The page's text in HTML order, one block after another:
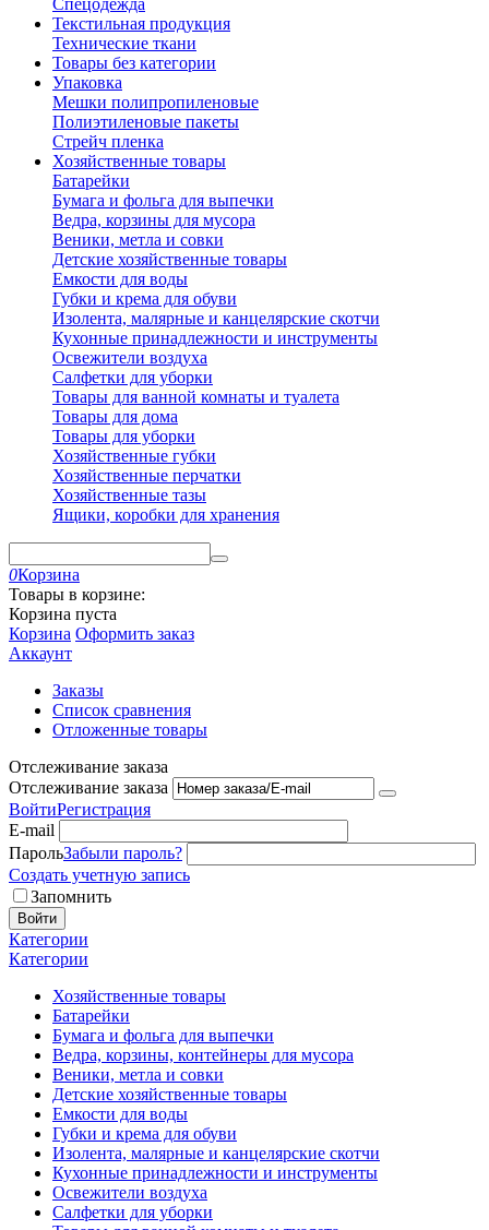
Спецодежда
Текстильная продукция
Технические ткани
Товары без категории
Упаковка
Мешки полипропиленовые
Полиэтиленовые пакеты
Стрейч пленка
Хозяйственные товары
Батарейки
Бумага и фольга для выпечки
Ведра, корзины для мусора
Веники, метла и совки
Детские хозяйственные товары
Емкости для воды
Губки и крема для обуви
Изолента, малярные и канцелярские скотчи
Кухонные принадлежности и инструменты
Освежители воздуха
Салфетки для уборки
Товары для ванной комнаты и туалета
Товары для дома
Товары для уборки
Хозяйственные губки
Хозяйственные перчатки
Хозяйственные тазы
Ящики, коробки для хранения
0Корзина
Товары в корзине:
Корзина пуста
Корзина Оформить заказ
Аккаунт
Заказы
Список сравнения
Отложенные товары
Отслеживание заказа
Отслеживание заказа
ВойтиРегистрация
E-mail
ПарольЗабыли пароль?
Создать учетную запись
Запомнить
Войти
Категории
Категории
Хозяйственные товары
Батарейки
Бумага и фольга для выпечки
Ведра, корзины, контейнеры для мусора
Веники, метла и совки
Детские хозяйственные товары
Емкости для воды
Губки и крема для обуви
Изолента, малярные и канцелярские скотчи
Кухонные принадлежности и инструменты
Освежители воздуха
Салфетки для уборки